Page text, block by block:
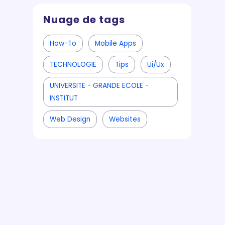
Nuage de tags
How-To Mobile Apps
TECHNOLOGIE Tips Ui/ux
UNIVERSITE - GRANDE ECOLE -
INSTITUT
Web Design Websites